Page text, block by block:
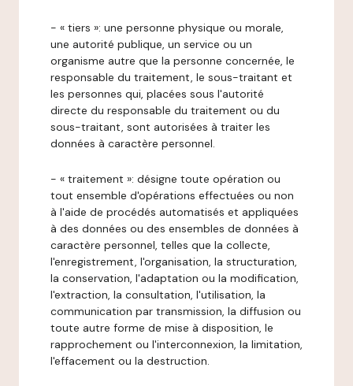
- « tiers »: une personne physique ou morale,
une autorité publique, un service ou un
organisme autre que la personne concernée, le
responsable du traitement, le sous-traitant et
les personnes qui, placées sous l'autorité
directe du responsable du traitement ou du
sous-traitant, sont autorisées à traiter les
données à caractère personnel.
- « traitement »: désigne toute opération ou
tout ensemble d'opérations effectuées ou non
à l'aide de procédés automatisés et appliquées
à des données ou des ensembles de données à
caractère personnel, telles que la collecte,
l'enregistrement, l'organisation, la structuration,
la conservation, l'adaptation ou la modification,
l'extraction, la consultation, l'utilisation, la
communication par transmission, la diffusion ou
toute autre forme de mise à disposition, le
rapprochement ou l'interconnexion, la limitation,
l'effacement ou la destruction.